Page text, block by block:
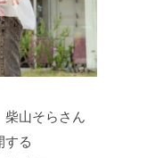
柴山そらさん
する